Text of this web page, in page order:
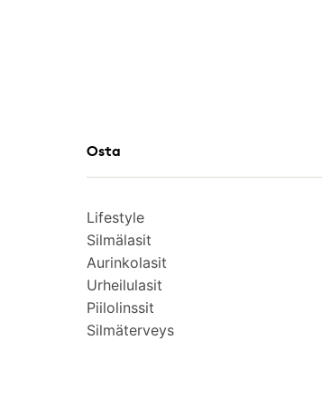
Osta
Lifestyle
Silmälasit
Aurinkolasit
Urheilulasit
Piilolinssit
Silmäterveys